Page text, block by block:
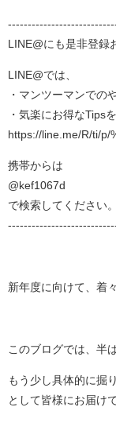
LINE@にも是非登録
LINE@では、
・マンツーマンでの
・気楽にお得なTips
https://line.me/R/ti/p/
携帯からは
@kef1067d
で検索してください。
新年度に向けて、着
このブログでは、半
もう少し具体的に掘
として皆様にお届け